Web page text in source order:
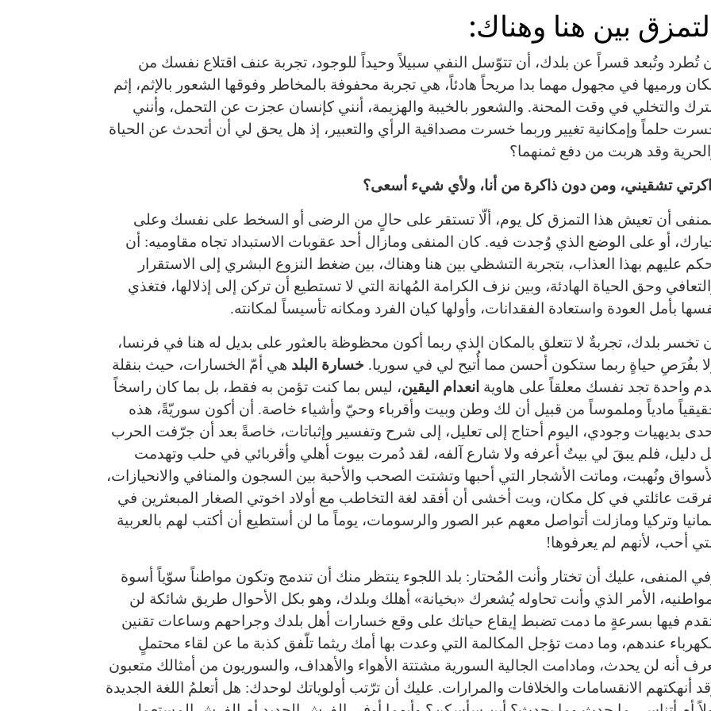
بين هنا وهناك:
تُطرد وتُبعد قسراً عن بلدك، أن تتوّسل النفي سبيلاً وحيداً للوجود، تجربة عنف اقتلاع نفسك من
ورميها في مجهول مهما بدا مريحاً هادئاً، هي تجربة محفوفة بالمخاطر وفوقها الشعور بالإثم، إثم
والتخلي في وقت المحنة. والشعور بالخيبة والهزيمة، أنني كإنسان عجزت عن التحمل، وأنني
حلماً وإمكانية تغيير وربما خسرت مصداقية الرأي والتعبير، إذ هل يحق لي أن أتحدث عن الحياة
وقد هربت من دفع ثمنهما؟
تشقيني، ومن دون ذاكرة من أنا، ولأي شيء أسعى؟
أن تعيش هذا التمزق كل يوم، ألّا تستقر على حالٍ من الرضى أو السخط على نفسك وعلى
أو على الوضع الذي وُجدت فيه. كان المنفى ومازال أحد عقوبات الاستبداد تجاه مقاوميه: أن
عليهم بهذا العذاب، بتجربة التشظي بين هنا وهناك، بين ضغط النزوع البشري إلى الاستقرار
وحق الحياة الهادئة، وبين نزف الكرامة المُهانة التي لا تستطيع أن تركن إلى إذلالها، فتغذي
بأمل العودة واستعادة الفقدانات، وأولها كيان الفرد ومكانه تأسيساً لمكانته.
تخسر بلدك، تجربةٌ لا تتعلق بالمكان الذي ربما أكون محظوظة بالعثور على بديل له هنا في فرنسا،
بفُرَصِ حياةٍ ربما ستكون أحسن مما أُتيح لي في سوريا. خسارة البلد هي أمّ الخسارات، حيث بنقلة
واحدة تجد نفسك معلقاً على هاوية انعدام اليقين، ليس بما كنت تؤمن به فقط، بل بما كان راسخاً
مادياً وملموساً من قبيل أن لك وطن وبيت وأقرباء وحيّ وأشياء خاصة. أن أكون سوريّةً، هذه
بديهيات وجودي، اليوم أحتاج إلى تعليل، إلى شرح وتفسير وإثباتات، خاصةً بعد أن جرّفت الحرب
دليل، فلم يبقَ لي بيتٌ أعرفه ولا شارع آلفه، لقد دُمرت بيوت أهلي وأقربائي في حلب وتهدمت
ونُهبت، وماتت الأشجار التي أحبها وتشتت الصحب والأحبة بين السجون والمنافي والانحيازات،
عائلتي في كل مكان، وبت أخشى أن أفقد لغة التخاطب مع أولاد اخوتي الصغار المبعثرين في
وتركيا ومازلت أتواصل معهم عبر الصور والرسومات، يوماً ما لن أستطيع أن أكتب لهم بالعربية
أحب، لأنهم لم يعرفوها!
المنفى، عليك أن تختار وأنت المُحتار: بلد اللجوء ينتظر منك أن تندمج وتكون مواطناً سوّياً أسوة
الأمر الذي وأنت تحاوله يُشعرك «بخيانة» أهلك وبلدك، وهو بكل الأحوال طريق شائكة لن
فيها بسرعةٍ ما دمت تضبط إيقاع حياتك على وقع خسارات أهل بلدك وجراحهم وساعات تقنين
عندهم، وما دمت تؤجل المكالمة التي وعدت بها أمك ريثما تلّفق كذبة ما عن لقاء محتملٍ
أنه لن يحدث، ومادامت الجالية السورية مشتتة الأهواء والأهداف، والسوريون من أمثالك متعبون
أنهكتهم الانقسامات والخلافات والمرارات. عليك أن ترّتب أولوياتك لوحدك: هل أتعلمُ اللغة الجديدة